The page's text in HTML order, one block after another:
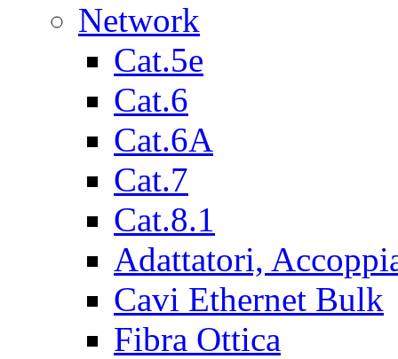
Network
Cat.5e
Cat.6
Cat.6A
Cat.7
Cat.8.1
Adattatori,
Cavi Ethernet Bulk
Fibra Ottica